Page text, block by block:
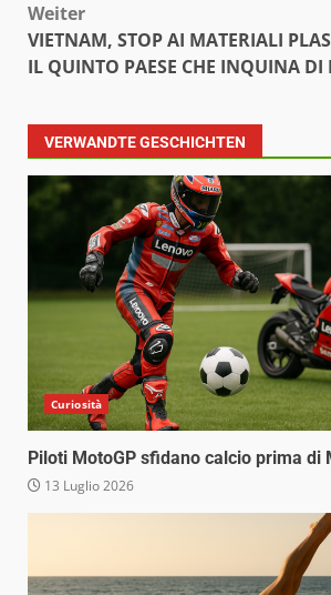
Weiter
VIETNAM, STOP AI MATERIALI
IL QUINTO PAESE CHE INQUINA
VERWANDTE GESCHICHTEN
Curiosità
Piloti MotoGP sfidano calcio prima di
13 Luglio 2026